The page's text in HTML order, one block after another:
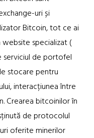
uri și
Bitcoin, tot ce ai
specializat (
serviciul de portofel
stocare pentru
interacțiunea între
Crearea bitcoinilor în
de protocolul
oferite minerilor